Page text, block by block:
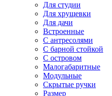
Для студии
Для хрущевки
Для дачи
Встроенные
С антресолями
С барной стойкой
С островом
Малогабаритные
Модульные
Скрытые ручки
Размер